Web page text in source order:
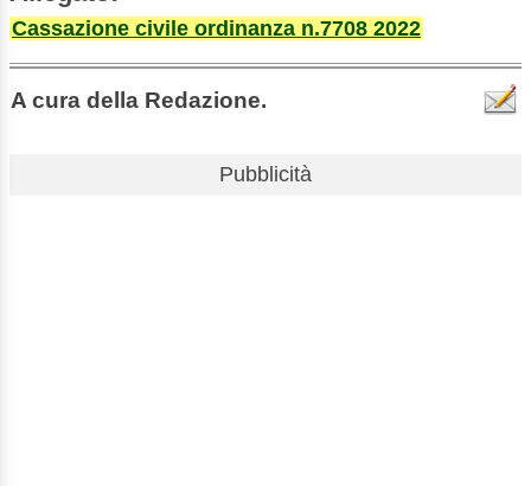
Cassazione civile ordinanza n.7708 2022
A cura della Redazione.
Pubblicità